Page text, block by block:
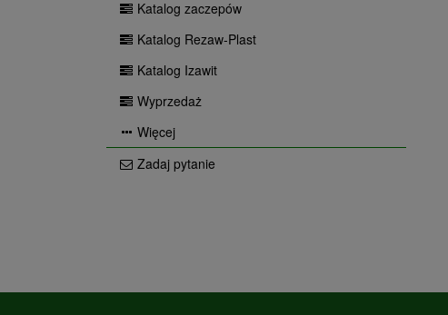
Katalog zaczepów
Katalog Rezaw-Plast
Katalog Izawit
Wyprzedaż
Więcej
Zadaj pytanie